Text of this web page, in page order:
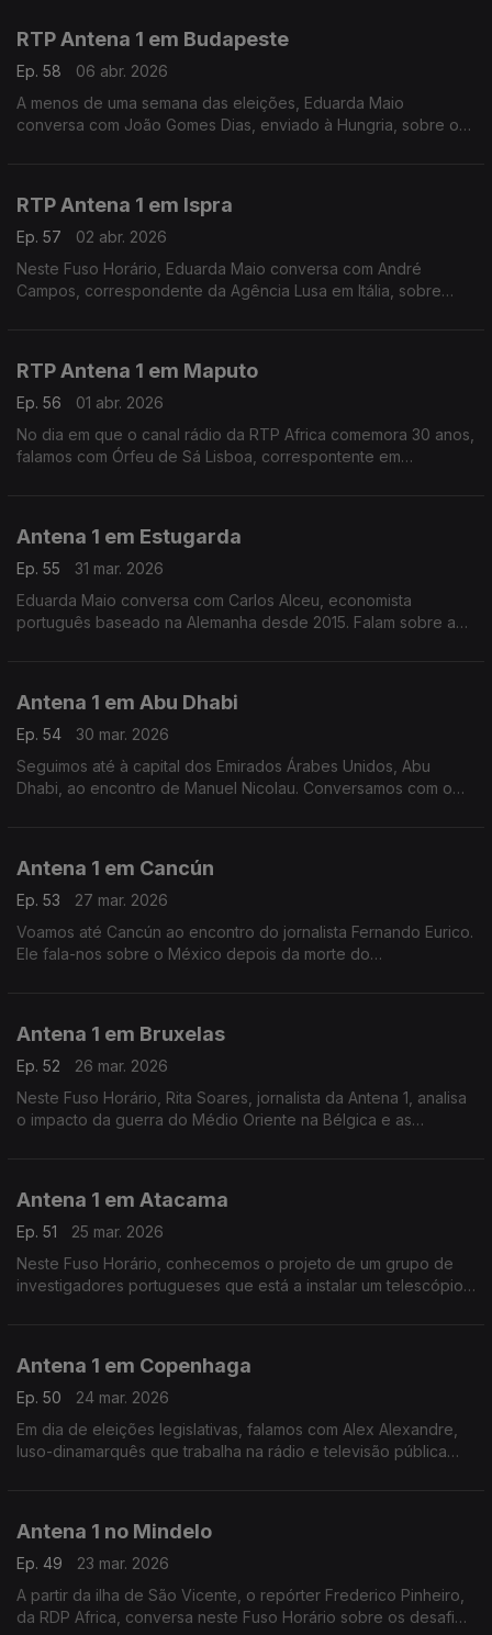
RTP Antena 1 em Budapeste
Ep. 58
06 abr. 2026
A menos de uma semana das eleições, Eduarda Maio
conversa com João Gomes Dias, enviado à Hungria, sobre os
RTP Antena 1 em Ispra
Ep. 57
02 abr. 2026
Neste Fuso Horário, Eduarda Maio conversa com André
Campos, correspondente da Agência Lusa em Itália, sobre
RTP Antena 1 em Maputo
Ep. 56
01 abr. 2026
No dia em que o canal rádio da RTP Africa comemora 30 anos,
falamos com Órfeu de Sá Lisboa, correspontente em
Antena 1 em Estugarda
Ep. 55
31 mar. 2026
Eduarda Maio conversa com Carlos Alceu, economista
português baseado na Alemanha desde 2015. Falam sobre a
Antena 1 em Abu Dhabi
Ep. 54
30 mar. 2026
Seguimos até à capital dos Emirados Árabes Unidos, Abu
Dhabi, ao encontro de Manuel Nicolau. Conversamos com o
Antena 1 em Cancún
Ep. 53
27 mar. 2026
Voamos até Cancún ao encontro do jornalista Fernando Eurico.
Ele fala-nos sobre o México depois da morte do
Antena 1 em Bruxelas
Ep. 52
26 mar. 2026
Neste Fuso Horário, Rita Soares, jornalista da Antena 1, analisa
o impacto da guerra do Médio Oriente na Bélgica e as
Antena 1 em Atacama
Ep. 51
25 mar. 2026
Neste Fuso Horário, conhecemos o projeto de um grupo de
investigadores portugueses que está a instalar um telescópio
Antena 1 em Copenhaga
Ep. 50
24 mar. 2026
Em dia de eleições legislativas, falamos com Alex Alexandre,
luso-dinamarquês que trabalha na rádio e televisão pública
Antena 1 no Mindelo
Ep. 49
23 mar. 2026
A partir da ilha de São Vicente, o repórter Frederico Pinheiro,
da RDP Africa, conversa neste Fuso Horário sobre os desafios